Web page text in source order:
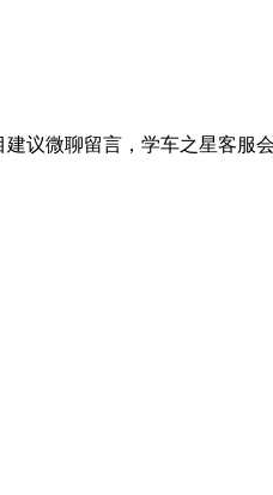
议微聊留言，学车之星客服